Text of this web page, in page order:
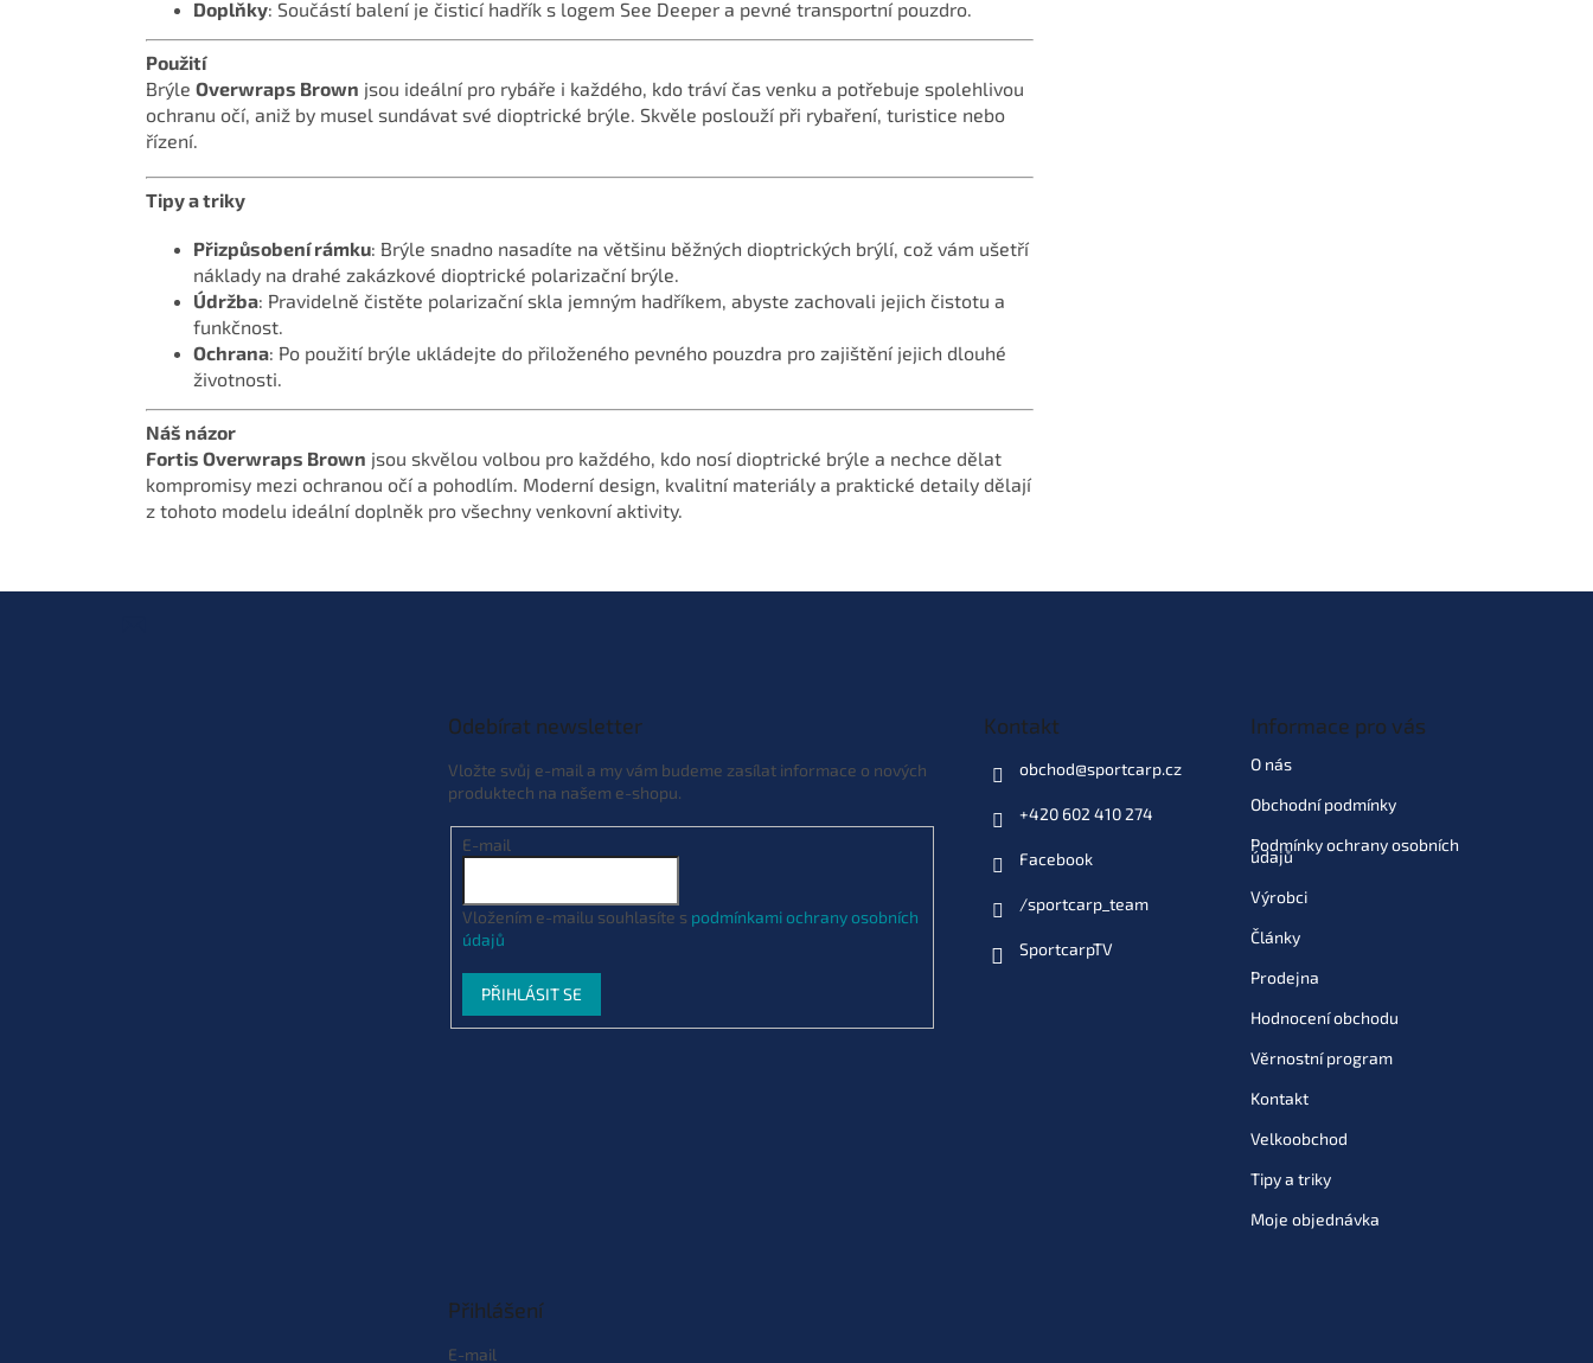
Doplňky: Součástí balení je čisticí hadřík s logem See Deeper a pevné transportní pouzdro.
Použití
Brýle Overwraps Brown jsou ideální pro rybáře i každého, kdo tráví čas venku a potřebuje spolehlivou
ochranu očí, aniž by musel sundávat své dioptrické brýle. Skvěle poslouží při rybaření, turistice nebo
řízení.
Tipy a triky
Přizpůsobení rámku: Brýle snadno nasadíte na většinu běžných dioptrických brýlí, což vám ušetří
náklady na drahé zakázkové dioptrické polarizační brýle.
Údržba: Pravidelně čistěte polarizační skla jemným hadříkem, abyste zachovali jejich čistotu a
funkčnost.
Ochrana: Po použití brýle ukládejte do přiloženého pevného pouzdra pro zajištění jejich dlouhé
životnosti.
Náš názor
Fortis Overwraps Brown jsou skvělou volbou pro každého, kdo nosí dioptrické brýle a nechce dělat
kompromisy mezi ochranou očí a pohodlím. Moderní design, kvalitní materiály a praktické detaily dělají
z tohoto modelu ideální doplněk pro všechny venkovní aktivity.
Odebírat newsletter
Vložte svůj e-mail a my vám budeme zasílat informace o nových
produktech na našem e-shopu.
E-mail
Vložením e-mailu souhlasíte s podmínkami ochrany osobních
údajů
PŘIHLÁSIT SE
Kontakt
obchod@sportcarp.cz
+420 602 410 274
Facebook
/sportcarp_team
SportcarpTV
Informace pro vás
O nás
Obchodní podmínky
Podmínky ochrany osobních
údajů
Výrobci
Články
Prodejna
Hodnocení obchodu
Věrnostní program
Kontakt
Velkoobchod
Tipy a triky
Moje objednávka
Přihlášení
E-mail